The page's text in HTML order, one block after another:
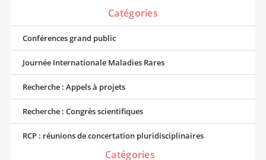
Catégories
Conférences grand public
Journée Internationale Maladies Rares
Recherche : Appels à projets
Recherche : Congrès scientifiques
RCP : réunions de concertation pluridisciplinaires
Catégories